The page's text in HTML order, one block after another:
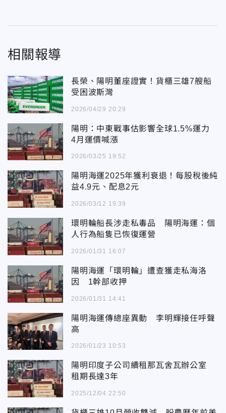
相關報導
長榮、陽明董座證實！貨櫃三雄7艘船
受困波斯灣
2026/04/29 20:29
陽明：中東戰事估影響全球1.5%運力
4月運價喊漲
2026/03/25 19:52
陽明海運2025年獲利衰退！每股稅後純
益4.9元、配息2元
2026/03/12 19:39
環明輪船長涉走私毒品 陽明海運：個
人行為船隻已恢復運營
2026/01/31 16:07
陽明海運「環明輪」遭查獲走私海洛
因 1幹部收押
2026/01/31 14:41
陽明海運傳總座異動 李明輝接任呼聲
高
2026/01/23 10:53
陽明印度子公司續租那瓦舍瓦辦公室
租期長達3年
2025/12/04 22:50